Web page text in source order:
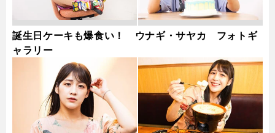
誕生日ケーキも爆食い！ ウナギ・サヤカ フォトギ
ャラリー